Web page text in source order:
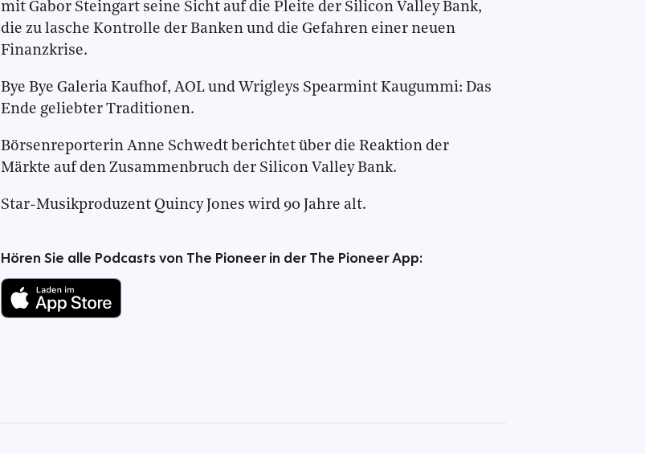
mit Gabor Steingart seine Sicht auf die Pleite der Silicon Valley Bank,
die zu lasche Kontrolle der Banken und die Gefahren einer neuen
Finanzkrise.
Bye Bye Galeria Kaufhof, AOL und Wrigleys Spearmint Kaugummi: Das
Ende geliebter Traditionen.
Börsenreporterin Anne Schwedt berichtet über die Reaktion der
Märkte auf den Zusammenbruch der Silicon Valley Bank.
Star-Musikproduzent Quincy Jones wird 90 Jahre alt.
Hören Sie alle Podcasts von The Pioneer in der The Pioneer App: